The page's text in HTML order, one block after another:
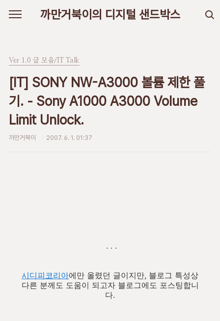
까만거북이의 디지털 샌드박스
Ver 1.0 글 모음/IT Talk
[IT] SONY NW-A3000 볼륨 제한 풀
기. - Sony A1000 A3000 Volume
Limit Unlock.
까만거북이 2007. 6. 1. 01:37
. . .
시디피코리아에만 올렸던 글이지만, 블로그 특성상
다른 분께도 도움이 되고자 블로그에도 포스팅합니
다.